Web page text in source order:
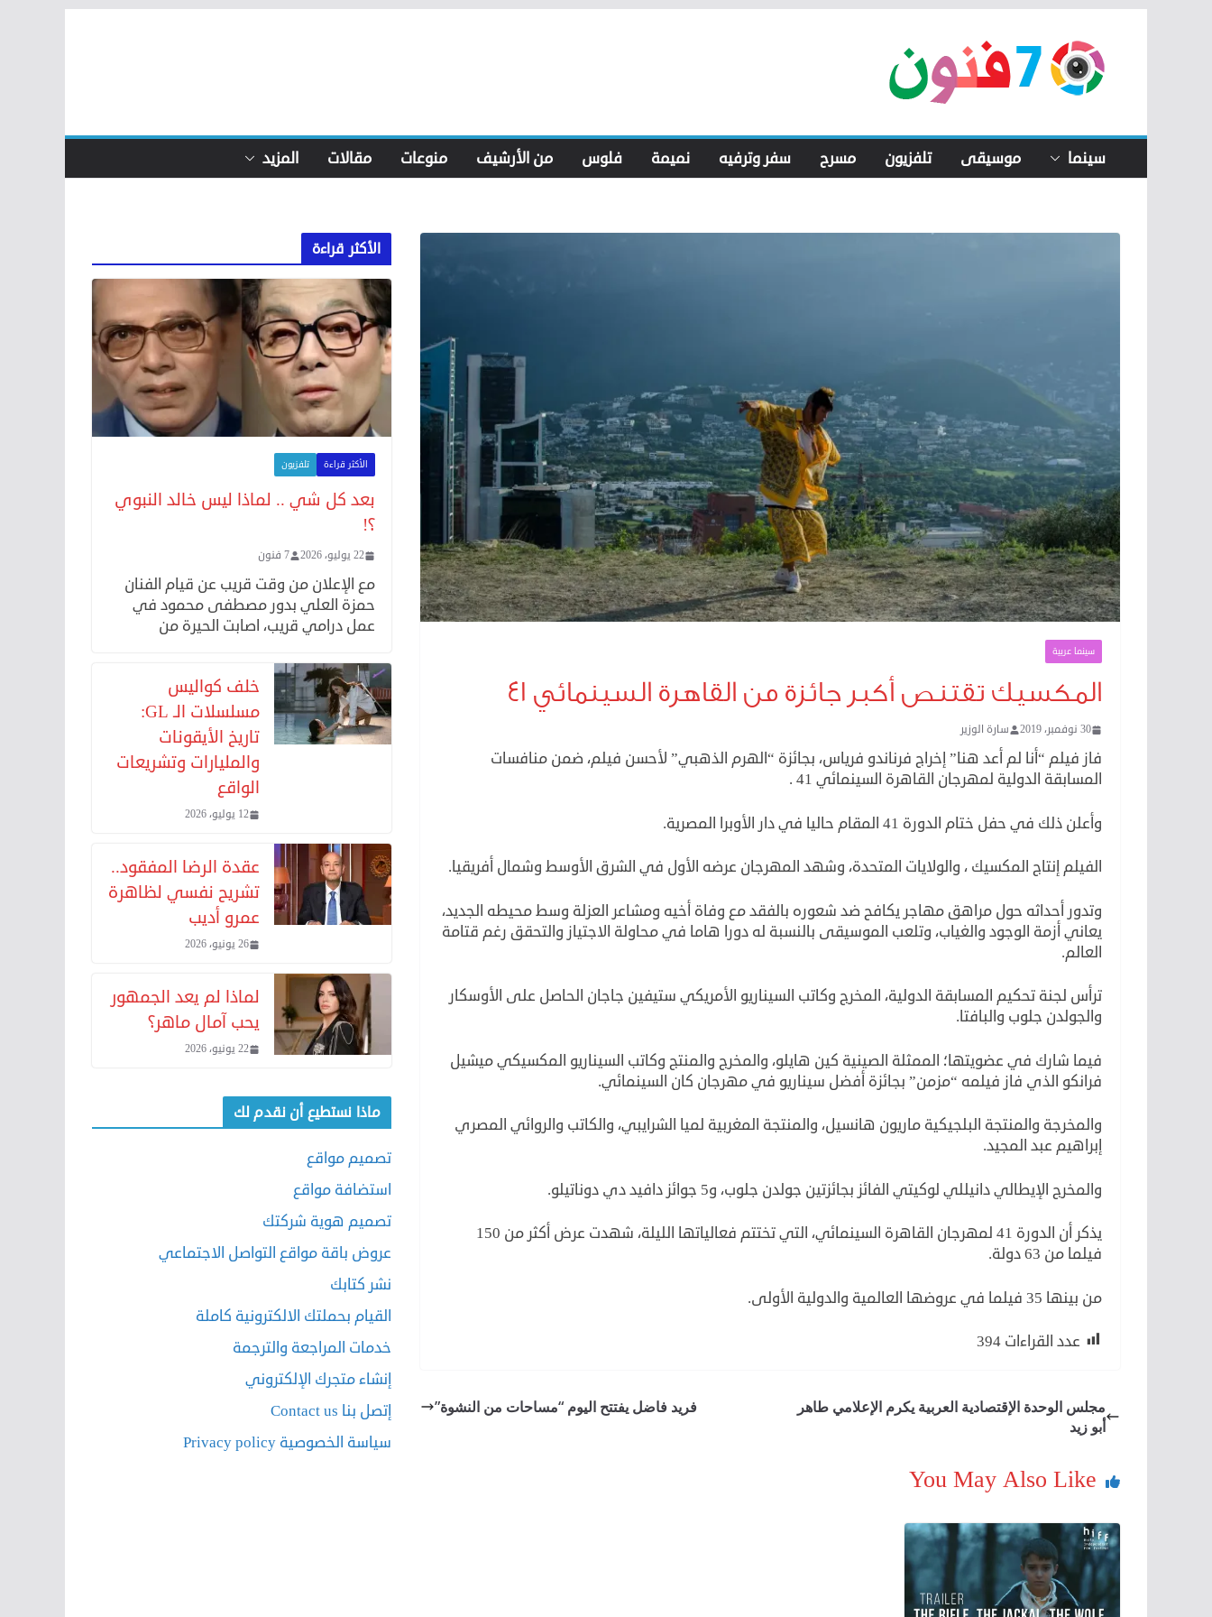
content
سينما موسيقى تلفزيون مسرح سفر وترفيه نميمة فلوس من الأرشيف منوعات مقالات المزيد
سينما عربية
المكسيك تقتنص أكبر جائزة من القاهرة السينمائي ٤١
30 نوفمبر، 2019 سارة الوزير
فاز فيلم “أنا لم أعد هنا” إخراج فرناندو فرياس، بجائزة “الهرم الذهبي” لأحسن فيلم، ضمن منافسات
المسابقة الدولية لمهرجان القاهرة السينمائي 41 .
وأعلن ذلك في حفل ختام الدورة 41 المقام حاليا في دار الأوبرا المصرية.
الفيلم إنتاج المكسيك ، والولايات المتحدة، وشهد المهرجان عرضه الأول في الشرق الأوسط وشمال أفريقيا.
وتدور أحداثه حول مراهق مهاجر يكافح ضد شعوره بالفقد مع وفاة أخيه ومشاعر العزلة وسط محيطه الجديد،
يعاني أزمة الوجود والغياب، وتلعب الموسيقى بالنسبة له دورا هاما في محاولة الاجتياز والتحقق رغم قتامة
العالم.
ترأس لجنة تحكيم المسابقة الدولية، المخرج وكاتب السيناريو الأمريكي ستيفين جاجان الحاصل على الأوسكار
والجولدن جلوب والبافتا.
فيما شارك في عضويتها؛ الممثلة الصينية كين هايلو، والمخرج والمنتج وكاتب السيناريو المكسيكي ميشيل
فرانكو الذي فاز فيلمه “مزمن” بجائزة أفضل سيناريو في مهرجان كان السينمائي.
والمخرجة والمنتجة البلجيكية ماريون هانسيل، والمنتجة المغربية لميا الشرايبي، والكاتب والروائي المصري
إبراهيم عبد المجيد.
والمخرج الإيطالي دانيللي لوكيتي الفائز بجائزتين جولدن جلوب، و5 جوائز دافيد دي دوناتيلو.
يذكر أن الدورة 41 لمهرجان القاهرة السينمائي، التي تختتم فعالياتها الليلة، شهدت عرض أكثر من 150
فيلما من 63 دولة.
من بينها 35 فيلما في عروضها العالمية والدولية الأولى.
عدد القراءات 394
مجلس الوحدة الإقتصادية العربية يكرم الإعلامي طاهر
أبو زيد
فريد فاضل يفتتح اليوم “مساحات من النشوة”
You May Also Like
الأكثر قراءة
الأكثر قراءة تلفزيون
بعد كل شي .. لماذا ليس خالد النبوي
؟!
22 يوليو، 2026 7 فنون
مع الإعلان من وقت قريب عن قيام الفنان
حمزة العلي بدور مصطفى محمود في
عمل درامي قريب، اصابت الحيرة من
خلف كواليس
مسلسلات الـ GL:
تاريخ الأيقونات
والمليارات وتشريعات
الواقع
12 يوليو، 2026
عقدة الرضا المفقود..
تشريح نفسي لظاهرة
عمرو أديب
26 يونيو، 2026
لماذا لم يعد الجمهور
يحب آمال ماهر؟
22 يونيو، 2026
ماذا نستطيع أن نقدم لك
تصميم مواقع
استضافة مواقع
تصميم هوية شركتك
عروض باقة مواقع التواصل الاجتماعي
نشر كتابك
القيام بحملتك الالكترونية كاملة
خدمات المراجعة والترجمة
إنشاء متجرك الإلكتروني
إتصل بنا Contact us
سياسة الخصوصية Privacy policy